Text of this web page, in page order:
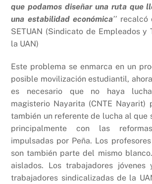
que podamos diseñar una ruta que
una estabilidad económica’’ recalcó
SETUAN (Sindicato de Empleados y
la UAN)
Este problema se enmarca en un
posible movilización estudiantil,
es necesario que no haya
magisterio Nayarita (CNTE Nayarit)
también un referente de lucha al que
principalmente con las
impulsadas por Peña. Los
son también parte del mismo
aislados. Los trabajadores
trabajadores sindicalizadas de la